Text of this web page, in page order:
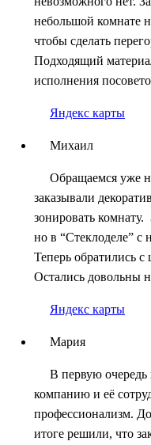
небольшой комнате
чтобы сделать
Подходящий
исполнения
Яндекс карты
Михаил
Обращаемся уже
заказывали
зонировать комнату.
но в “Стеклоделе” с
Теперь обратились
Остались довольны
Яндекс карты
Мария
В первую очередь
компанию и её
профессионализм.
итоге решили, что